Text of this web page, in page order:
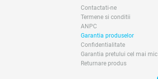
Contactati-ne
Termene si conditii
ANPC
Garantia produselor
Confidentialitate
Garantia pretului cel mai mic
Returnare produs